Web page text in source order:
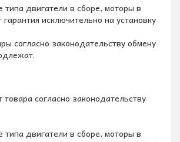
типа двигатели в сборе, моторы в
исключительно на установку
согласно законодательству обмену
согласно законодательству
типа двигатели в сборе, моторы в